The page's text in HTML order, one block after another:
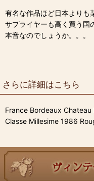
有名な作品ほど日本よりも
サプライヤーも高く買う国
本音なのでしょうか。。。
さらに詳細はこちら
France Bordeaux
Classe Millesime 1986